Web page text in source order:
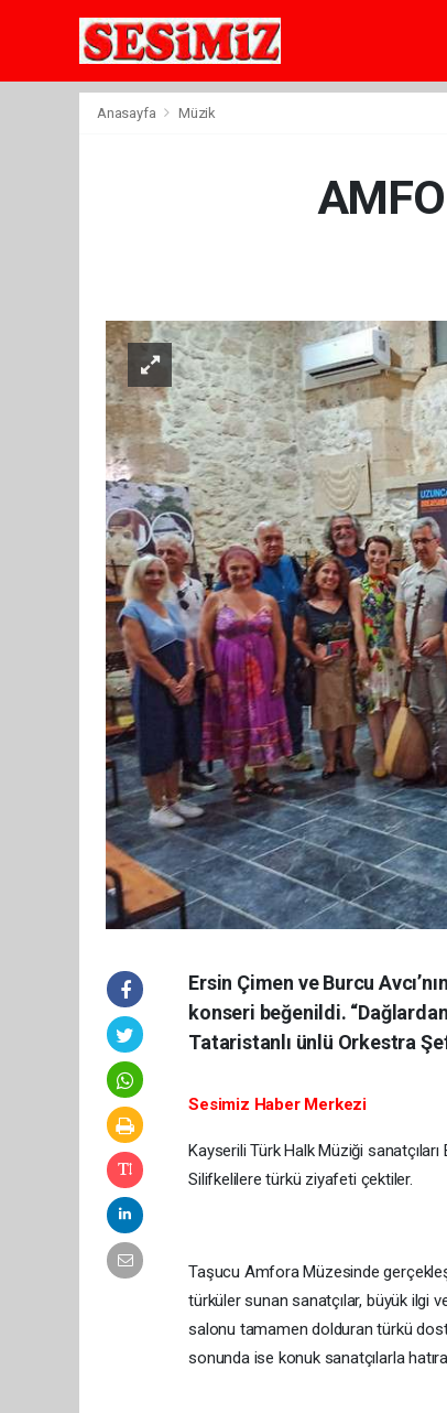
Anasayfa Müzik
Ersin Çimen ve Burcu
konseri beğenildi.
Tataristanlı ünlü Orkestra
Sesimiz Haber Merkezi
Kayserili Türk Halk Müziği
Silifkelilere türkü ziyafeti çektiler.
Taşucu Amfora Müzesinde
türküler sunan sanatçılar, büyük ilgi
salonu tamamen dolduran türkü
sonunda ise konuk sanatçılarla